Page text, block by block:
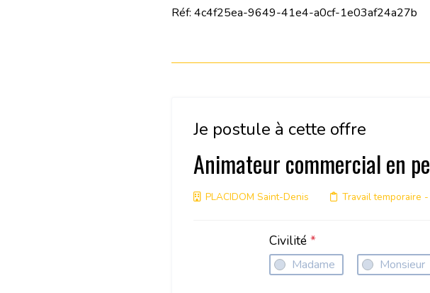
Réf: 4c4f25ea-9649-41e4-a0cf-1e03af24a27b
Je postule à cette offre
Animateur commercial en
PLACIDOM Saint-Denis Travail temporaire
Civilité*
Madame Monsieur